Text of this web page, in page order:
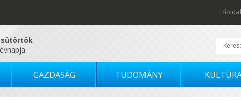
Főoldal
GAZDASÁG TUDOMÁNY